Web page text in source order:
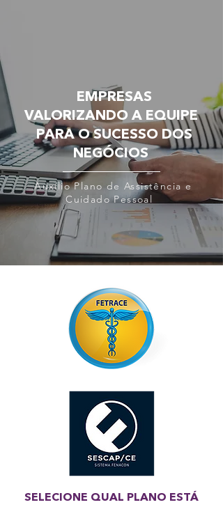
EMPRESAS
VALORIZANDO A EQUIPE
PARA O SUCESSO DOS
NEGÓCIOS
Auxílio Plano de Assistência e
Cuidado Pessoal
SELECIONE QUAL PLANO ESTÁ